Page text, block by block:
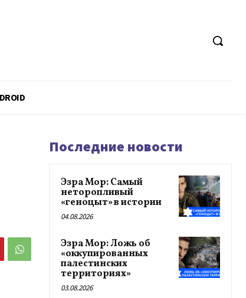
Последние новости
Эзра Мор: Самый
неторопливый
«геноцыт» в истории
04.08.2026
Эзра Мор: Ложь об
«оккупированных
палестинских
территориях»
03.08.2026